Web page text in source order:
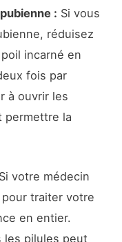
: Si vous
réduisez
incarné en
fois par
à ouvrir les
permettre la
Si votre médecin
traiter votre
en entier.
les pilules peut